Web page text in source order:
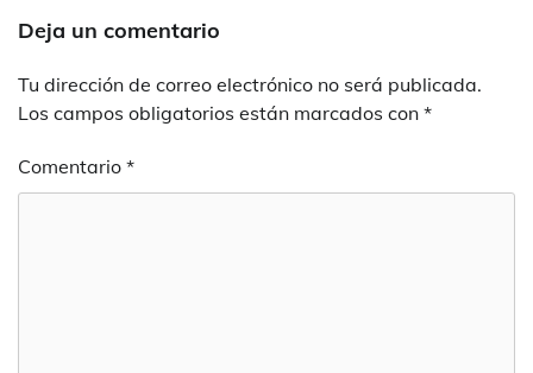
Deja un comentario
Tu dirección de correo electrónico no será publicada.
Los campos obligatorios están marcados con *
Comentario *